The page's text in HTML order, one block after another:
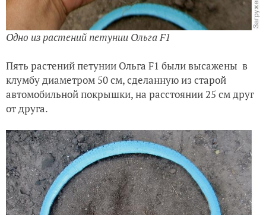
Одно из растений петунии Ольга F1
Пять растений петунии Ольга F1 были высажены в
клумбу диаметром 50 см, сделанную из старой
автомобильной покрышки, на расстоянии 25 см друг
от друга.